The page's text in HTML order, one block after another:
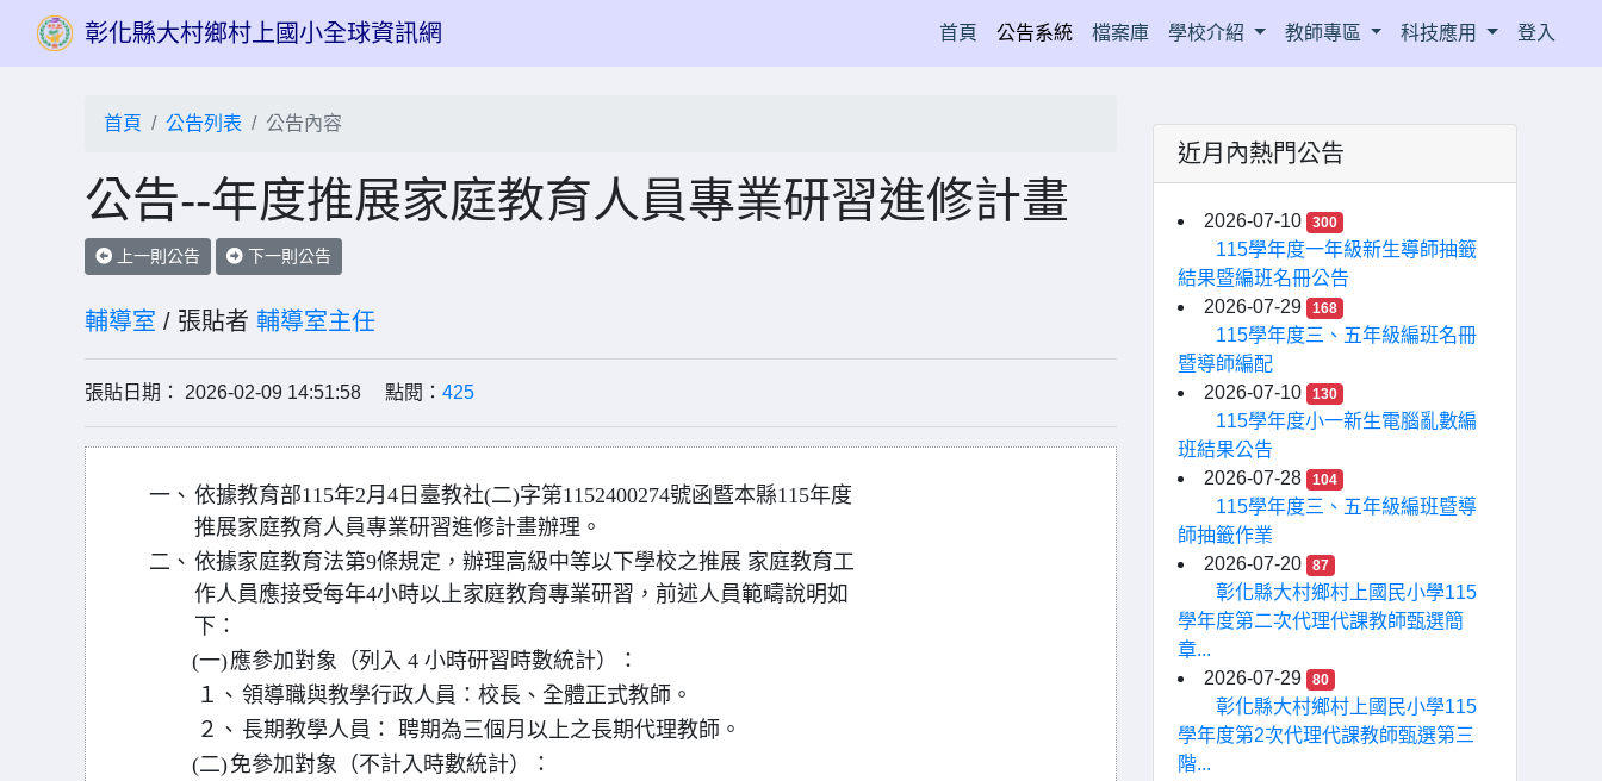
彰化縣大村鄉村上國小全球資訊網 首頁(current)
公告系統 檔案庫 學校介紹 教師專區 科技應用 登入
首頁 公告列表 公告內容
公告--年度推展家庭教育人員專業研習進修計畫
上一則公告 下一則公告
輔導室 / 張貼者 輔導室主任
張貼日期： 2026-02-09 14:51:58 點閱： 425
一、 依據教育部115年2月4日臺教社(二)字第1152400274號函暨本縣115年度
推展家庭教育人員專業研習進修計畫辦理。
二、 依據家庭教育法第9條規定，辦理高級中等以下學校之推展 家庭教育工
作人員應接受每年4小時以上家庭教育專業研習，前述人員範疇說明如
下：
(一)應參加對象（列入 4 小時研習時數統計）：
１、 領導職與教學行政人員：校長、全體正式教師。
２、 長期教學人員： 聘期為三個月以上之長期代理教師。
(二)免參加對象（不計入時數統計）：
近月內熱門公告
2026-07-10 300
115學年度一年級新生導師抽籤
結果暨編班名冊公告
2026-07-29
168
115學年度三、五年級編班名冊
暨導師編配
2026-07-10
130
115學年度小一新生電腦亂數編
班結果公告
2026-07-28
104
115學年度三、五年級編班暨導
師抽籤作業
2026-07-20
87
彰化縣大村鄉村上國民小學115
學年度第二次代理代課教師甄選簡
章...
2026-07-29
80
彰化縣大村鄉村上國民小學115
學年度第2次代理代課教師甄選第三
階...